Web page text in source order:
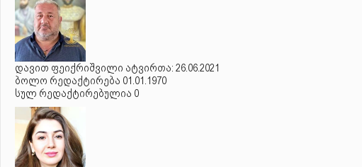
დავით ფეიქრიშვილი ატვირთა: 26.06.2021
ბოლო რედაქტირება 01.01.1970
სულ რედაქტირებულია 0